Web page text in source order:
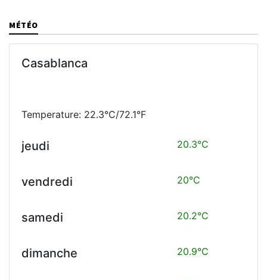
MÉTÉO
Casablanca
Temperature: 22.3°C/72.1°F
jeudi 20.3°C
vendredi 20°C
samedi 20.2°C
dimanche 20.9°C